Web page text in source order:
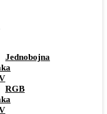
Jednobojna
RGB